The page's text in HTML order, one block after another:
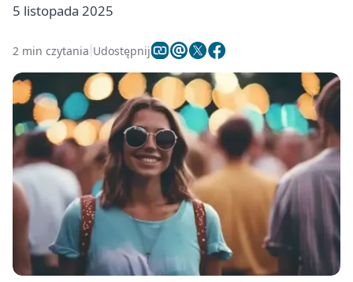
5 listopada 2025
2 min czytania Udostępnij